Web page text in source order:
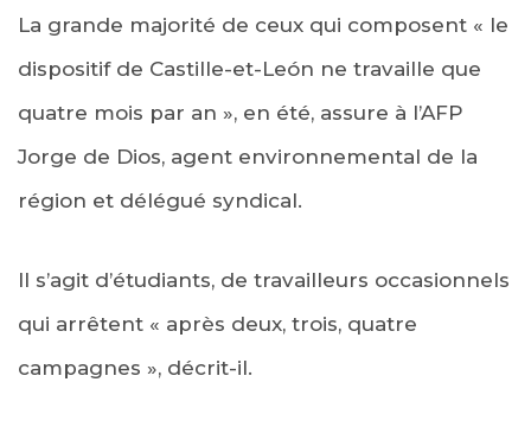
La grande majorité de ceux qui composent « le
dispositif de Castille-et-León ne travaille que
quatre mois par an », en été, assure à l’AFP
Jorge de Dios, agent environnemental de la
région et délégué syndical.
Il s’agit d’étudiants, de travailleurs occasionnels
qui arrêtent « après deux, trois, quatre
campagnes », décrit-il.